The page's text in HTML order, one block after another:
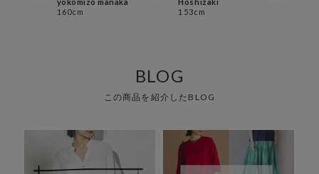
160cm
153cm
BLOG
この商品を紹介したBLOG